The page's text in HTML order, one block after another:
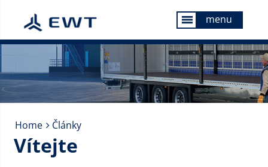
menu menu
Home Články
Vítejte